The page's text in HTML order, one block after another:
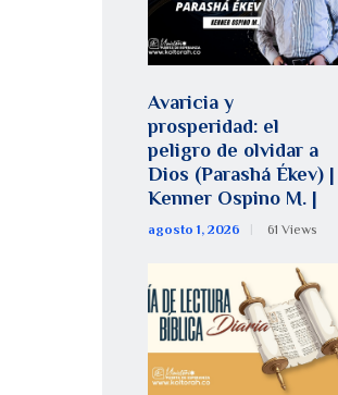
Avaricia y
prosperidad: el
peligro de olvidar a
Dios (Parashá Ékev) |
Kenner Ospino M. |
agosto 1, 2026 61 Views